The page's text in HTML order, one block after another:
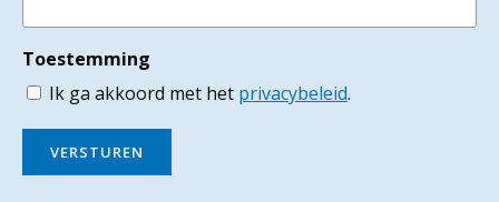
Toestemming
Ik ga akkoord met het privacybeleid.
VERSTUREN